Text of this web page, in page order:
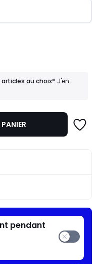
articles au choix* J'en
pendant